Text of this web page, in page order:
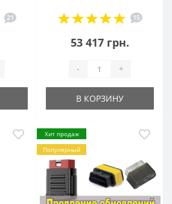
21 15
53 417 грн.
- +
В КОРЗИНУ
Хит продаж
Популярный